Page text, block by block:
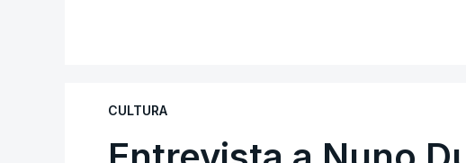
CULTURA